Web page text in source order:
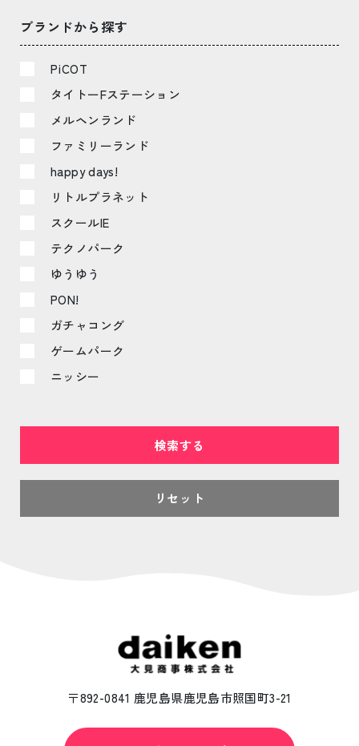
ブランドから探す
PiCOT
タイトーFステーション
メルヘンランド
ファミリーランド
happy days!
リトルプラネット
スクールIE
テクノパーク
ゆうゆう
PON!
ガチャコング
ゲームパーク
ニッシー
リセット
〒892-0841 鹿児島県鹿児島市照国町3-21